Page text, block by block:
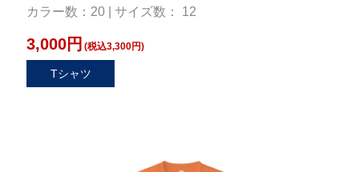
カラー数：20 | サイズ数： 12
3,000円 (税込3,300円)
Tシャツ